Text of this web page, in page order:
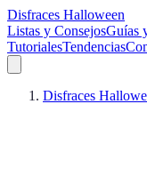
Disfraces Halloween
Listas y ConsejosGuías
TutorialesTendencias
Disfraces